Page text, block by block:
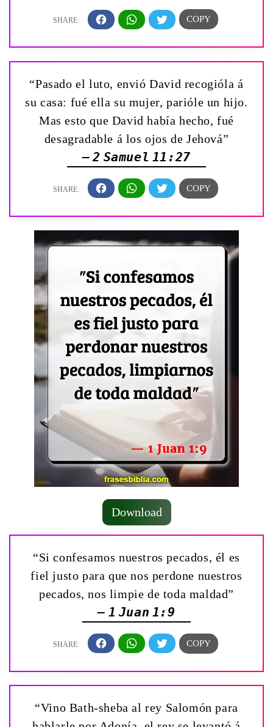
“Pasado el luto, envió David recogióla á
su casa: fué ella su mujer, parióle un hijo.
Mas esto que David había hecho, fué
desagradable á los ojos de Jehová”
— 2 Samuel 11:27
Download
“Si confesamos nuestros pecados, él es
fiel justo para que nos perdone nuestros
pecados, nos limpie de toda maldad”
— 1 Juan 1:9
“Vino Bath-sheba al rey Salomón para